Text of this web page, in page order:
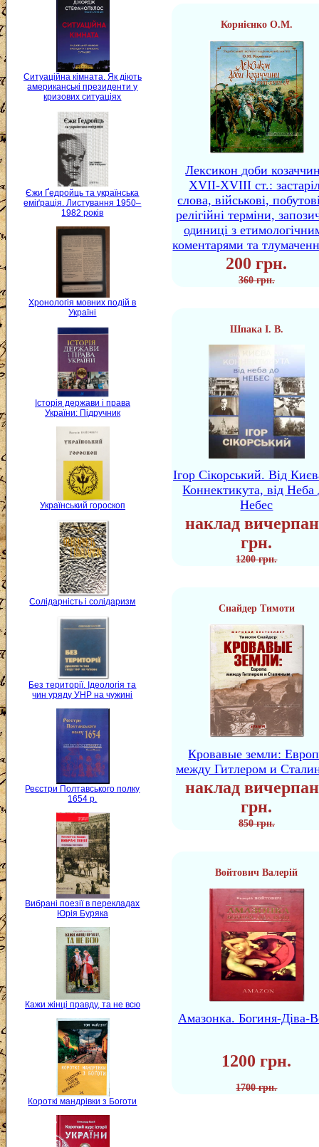
Ситуаційна кімната. Як діють
американські президенти у
кризових ситуаціях
Єжи Ґедройць та українська
еміґрація. Листування 1950–
1982 років
Хронологія мовних подій в
Україні
Історія держави і права
України: Підручник
Український гороскоп
Солідарність і солідаризм
Без території. Ідеологія та
чин уряду УНР на чужині
Реєстри Полтавського полку
1654 р.
Вибрані поезії в перекладах
Юрія Буряка
Кажи жінці правду, та не всю
Короткі мандрівки з Боготи
Корнієнко О.М.
Лексикон доби
XVII-XVIII ст.:
слова, військові,
релігійні терміни,
одиниці з
коментарями та
200 грн.
360 грн.
Шпака І. В.
Ігор Сікорський. Від
Коннектикута, від Неба
Небес
наклад
грн.
1200 грн.
Снайдер Тимоти
Кровавые земли:
между Гитлером и
наклад
грн.
850 грн.
Войтович Валерій
Амазонка. Богиня-Діва-
1200 грн.
1700 грн.